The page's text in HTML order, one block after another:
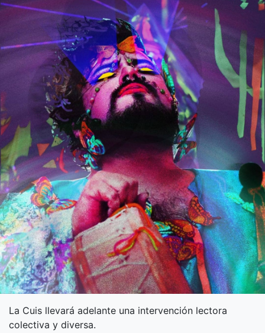
La Cuis llevará adelante una intervención lectora
colectiva y diversa.